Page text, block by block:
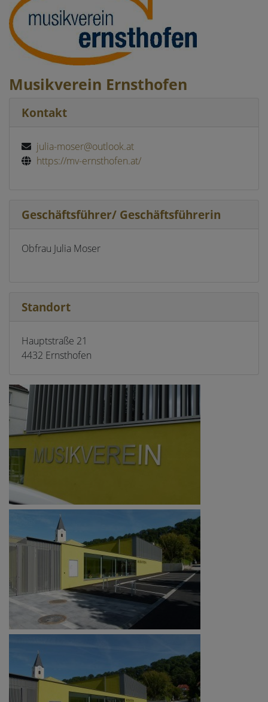
Musikverein Ernsthofen
Kontakt
julia-moser@outlook.at
https://mv-ernsthofen.at/
Geschäftsführer/ Geschäftsführerin
Obfrau Julia Moser
Standort
Hauptstraße 21
4432 Ernsthofen